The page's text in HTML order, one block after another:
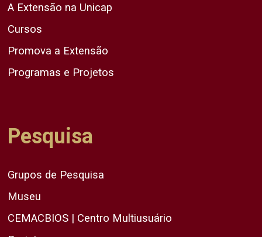
A Extensão na Unicap
Cursos
Promova a Extensão
Programas e Projetos
Pesquisa
Grupos de Pesquisa
Museu
CEMACBIOS | Centro Multiusuário